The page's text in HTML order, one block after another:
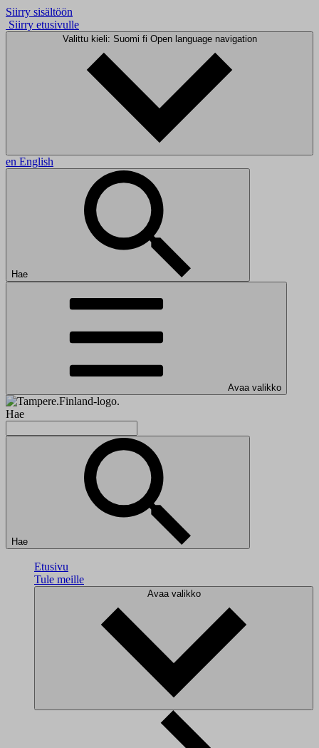
Siirry sisältöön
Siirry etusivulle
Valittu kieli: Suomi fi Open language navigation
en English
Hae
Avaa valikko
Hae
Hae
Etusivu
Tule meille
Avaa valikko